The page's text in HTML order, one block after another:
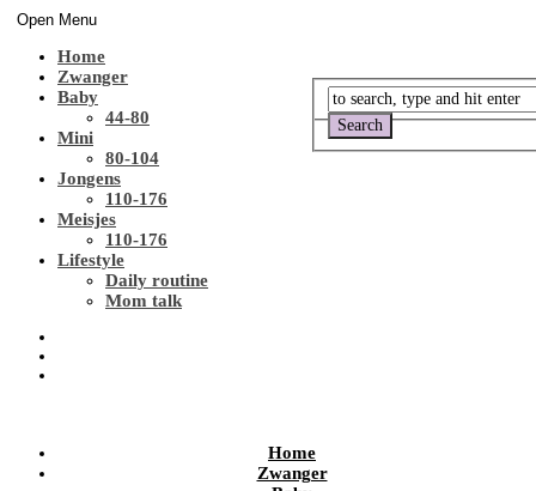
Open Menu
Home
Zwanger
Baby
44-80
Mini
80-104
Jongens
110-176
Meisjes
110-176
Lifestyle
Daily routine
Mom talk
Home
Zwanger